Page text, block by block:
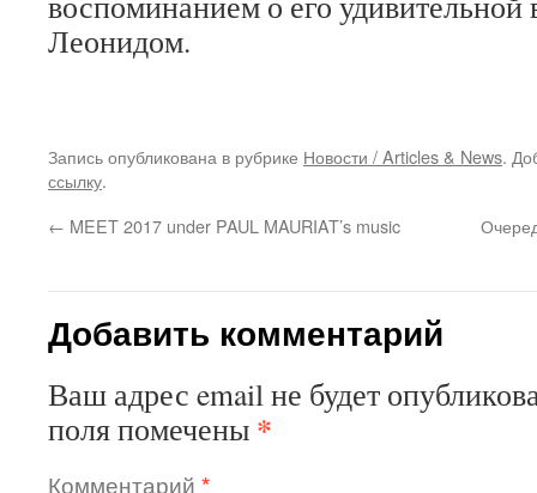
Леонидом.
Запись опубликована в рубрике Новости / Articles & News.
ссылку.
← MEET 2017 under PAUL MAURIAT’s music
Добавить комментарий
Ваш адрес email не будет
поля помечены *
Комментарий *